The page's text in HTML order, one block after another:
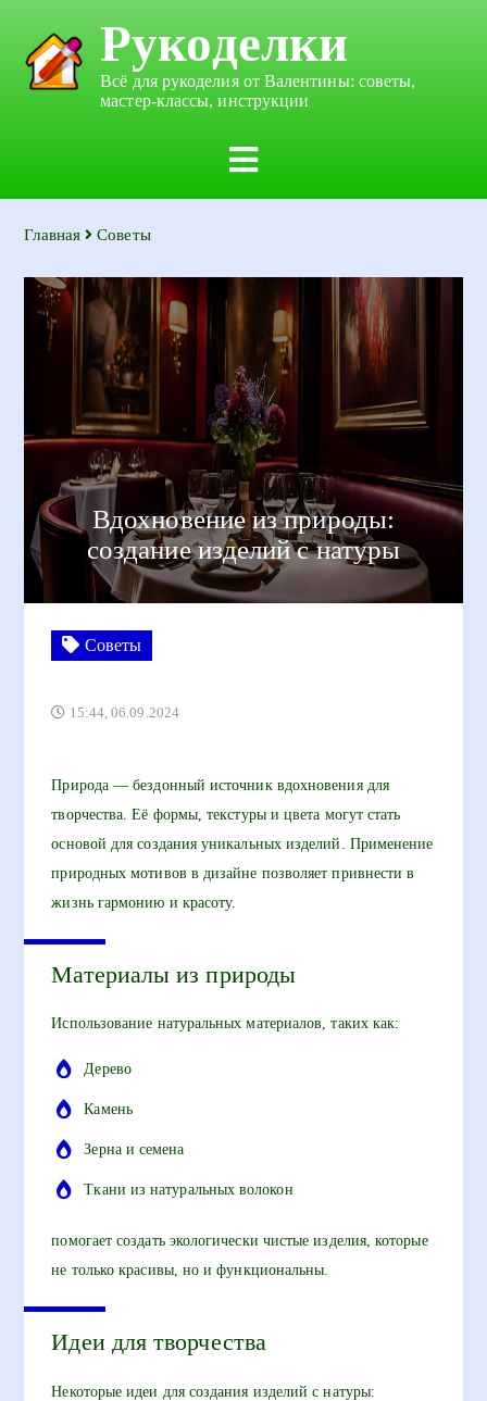
Рукоделки
Всё для рукоделия от Валентины: советы,
мастер-классы, инструкции
Главная Советы
Вдохновение из природы:
создание изделий с натуры
Советы
15:44, 06.09.2024
Природа — бездонный источник вдохновения для
творчества. Её формы, текстуры и цвета могут стать
основой для создания уникальных изделий. Применение
природных мотивов в дизайне позволяет привнести в
жизнь гармонию и красоту.
Материалы из природы
Использование натуральных материалов, таких как:
Дерево
Камень
Зерна и семена
Ткани из натуральных волокон
помогает создать экологически чистые изделия, которые
не только красивы, но и функциональны.
Идеи для творчества
Некоторые идеи для создания изделий с натуры: